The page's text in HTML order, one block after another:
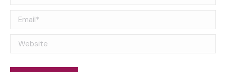
Email *
Website